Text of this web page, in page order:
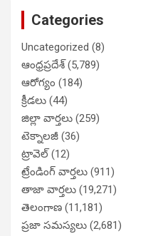
Categories
Uncategorized (8)
ఆంధ్రప్రదేశ్(5,789)
ఆరోగ్యం (184)
క్రీడలు (44)
జిల్లా వార్తలు (259)
టెక్నాలజీ (36)
ట్రావెల్(12)
ట్రేండింగ్ వార్తలు (911)
తాజా వార్తలు (19,271)
తెలంగాణ (11,181)
ప్రజా సమస్యలు (2,681)